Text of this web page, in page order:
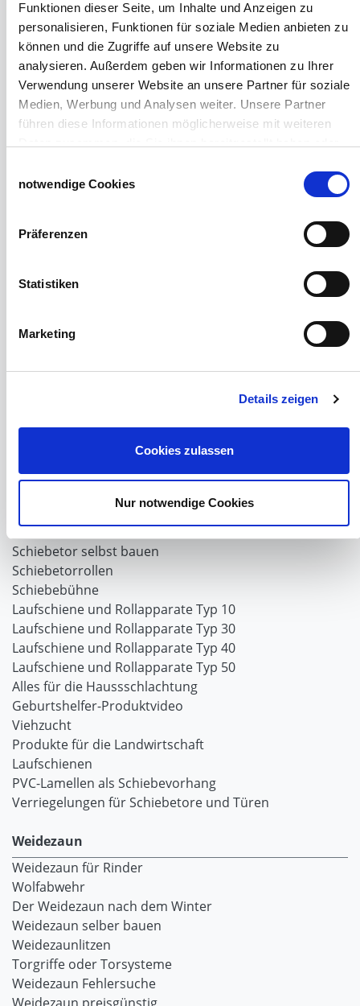
Funktionen dieser Seite, um Inhalte und Anzeigen zu
personalisieren, Funktionen für soziale Medien anbieten zu
können und die Zugriffe auf unsere Website zu
analysieren. Außerdem geben wir Informationen zu Ihrer
Verwendung unserer Website an unsere Partner für soziale
Medien, Werbung und Analysen weiter. Unsere Partner
führen diese Informationen möglicherweise mit weiteren
haben.
notwendige Cookies
Präferenzen
Statistiken
Marketing
Details zeigen
Cookies zulassen
Nur notwendige Cookies
Windschutzgewebe
Windschutznetze für Reithallen
Galerie Windschutznetze
Windschutznetz für Pferdeführanlagen
Windschutznetz für Pferdestall
Lubratec Tore
Windschutznetz mit Ösen
Windschutznetz mit Keder
Windschutznetz Meterware
Windnetzrecher
Windschutznetze für Carports und Terrassen
Hof- und Stall
Hofbedarf
Winter und Landwirtschaft
Windschutznetz für Pferdestall
FAQ Schiebetorbau
Schiebetor selbst bauen
Schiebetorrollen
Schiebebühne
Laufschiene und Rollapparate Typ 10
Laufschiene und Rollapparate Typ 30
Laufschiene und Rollapparate Typ 40
Laufschiene und Rollapparate Typ 50
Alles für die Haussschlachtung
Geburtshelfer-Produktvideo
Viehzucht
Produkte für die Landwirtschaft
Laufschienen
PVC-Lamellen als Schiebevorhang
Verriegelungen für Schiebetore und Türen
Weidezaun
Weidezaun für Rinder
Wolfabwehr
Der Weidezaun nach dem Winter
Weidezaun selber bauen
Weidezaunlitzen
Torgriffe oder Torsysteme
Weidezaun Fehlersuche